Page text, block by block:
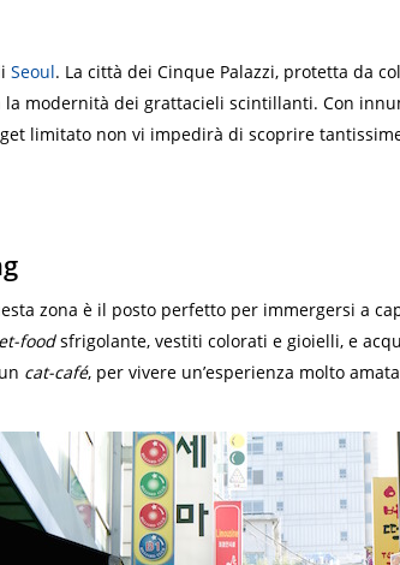
Seoul. La città dei Cinque Palazzi, protetta da
modernità dei grattacieli scintillanti. Con
limitato non vi impedirà di scoprire
zona è il posto perfetto per immergersi a
foodsfrigolante, vestiti colorati e gioielli, e
cat-café, per vivere un’esperienza molto